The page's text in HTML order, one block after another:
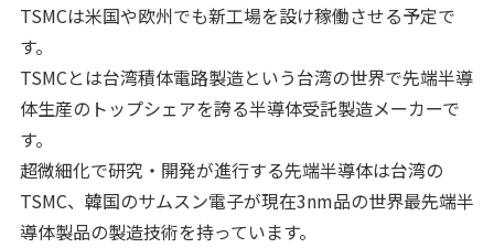
TSMCは米国や欧州でも新工場を設け稼働させる予定で
す。
TSMCとは台湾積体電路製造という台湾の世界で先端半導
体生産のトップシェアを誇る半導体受託製造メーカーで
す。
超微細化で研究・開発が進行する先端半導体は台湾の
TSMC、韓国のサムスン電子が現在3nm品の世界最先端半
導体製品の製造技術を持っています。